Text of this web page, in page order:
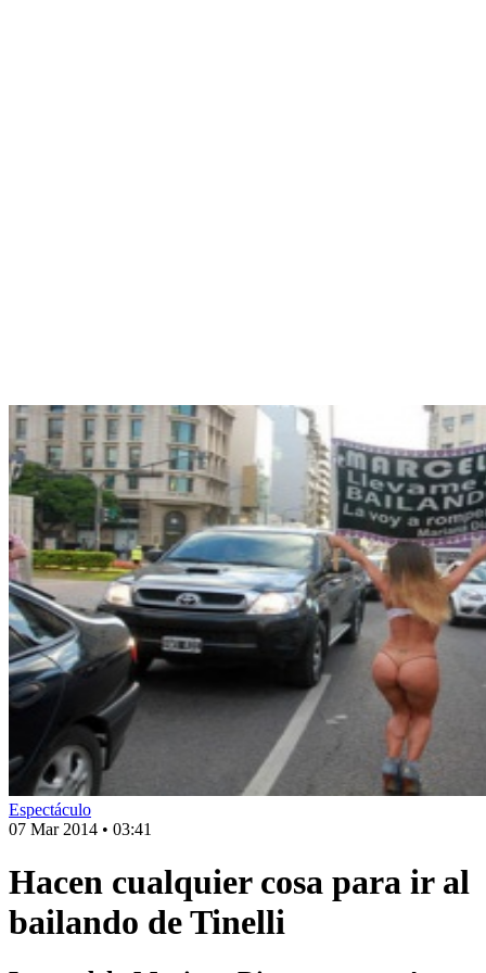
Espectáculo
07 Mar 2014 • 03:41
Hacen cualquier cosa para ir al
bailando de Tinelli